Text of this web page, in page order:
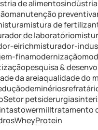
de alimentos
manutenção preventiva
mistura de
de laboratório
eirichmisturador-
finamodernização
pesquisa &
da areiaqualidade do
Setor petsiderurgia
towermilltratamento
WheyProtein